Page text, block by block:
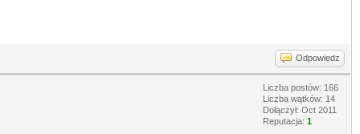
Odpowiedz
Liczba postów: 166
Liczba wątków: 14
Dołączył: Oct 2011
Reputacja: 1